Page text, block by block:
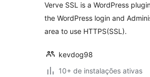
Verve SSL is a WordPress
the WordPress login and
area to use HTTPS(SSL).
kevdog98
10+ de instalações ativas